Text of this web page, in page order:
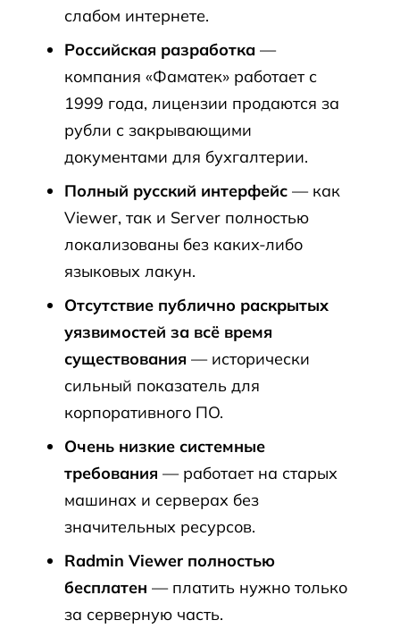
слабом интернете.
Российская разработка —
компания «Фаматек» работает с
1999 года, лицензии продаются за
рубли с закрывающими
документами для бухгалтерии.
Полный русский интерфейс — как
Viewer, так и Server полностью
локализованы без каких-либо
языковых лакун.
Отсутствие публично раскрытых
уязвимостей за всё время
существования — исторически
сильный показатель для
корпоративного ПО.
Очень низкие системные
требования — работает на старых
машинах и серверах без
значительных ресурсов.
Radmin Viewer полностью
бесплатен — платить нужно только
за серверную часть.